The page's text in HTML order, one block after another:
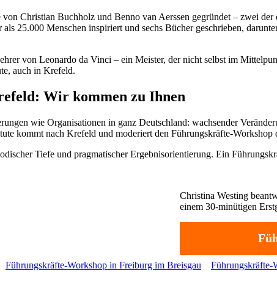
Christian Buchholz und Benno van Aerssen gegründet – zwei der
25.000 Menschen inspiriert und sechs Bücher geschrieben,
von Leonardo da Vinci – ein Meister, der nicht selbst im
auch in Krefeld.
Wir kommen zu Ihnen
wie Organisationen in ganz Deutschland: wachsender
kommt nach Krefeld und moderiert den Führungskräfte-Workshop
Tiefe und pragmatischer Ergebnisorientierung. Ein
Christina Westing
einem 30-minütigen
Führungskräfte-Workshop in Freiburg im Breisgau Führungskräfte-